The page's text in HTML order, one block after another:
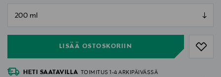
LISÄÄ OSTOSKORIIN
null
HETI SAATAVILLA
TOIMITUS 1-4 ARKIPÄIVÄSSÄ